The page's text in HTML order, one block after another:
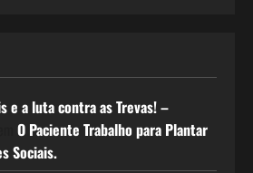
e a luta contra as Trevas! –
O Paciente Trabalho para Plantar
Sociais.